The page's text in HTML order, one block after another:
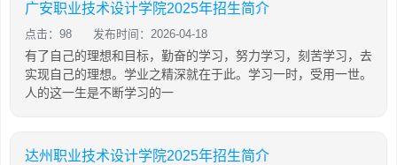
广安职业技术设计学院2025年招生简介
点击：98 发布时间：2026-04-18
有了自己的理想和目标，勤奋的学习，努力学习，刻苦学习，去
实现自己的理想。学业之精深就在于此。学习一时，受用一世。
人的这一生是不断学习的一
达州职业技术设计学院2025年招生简介